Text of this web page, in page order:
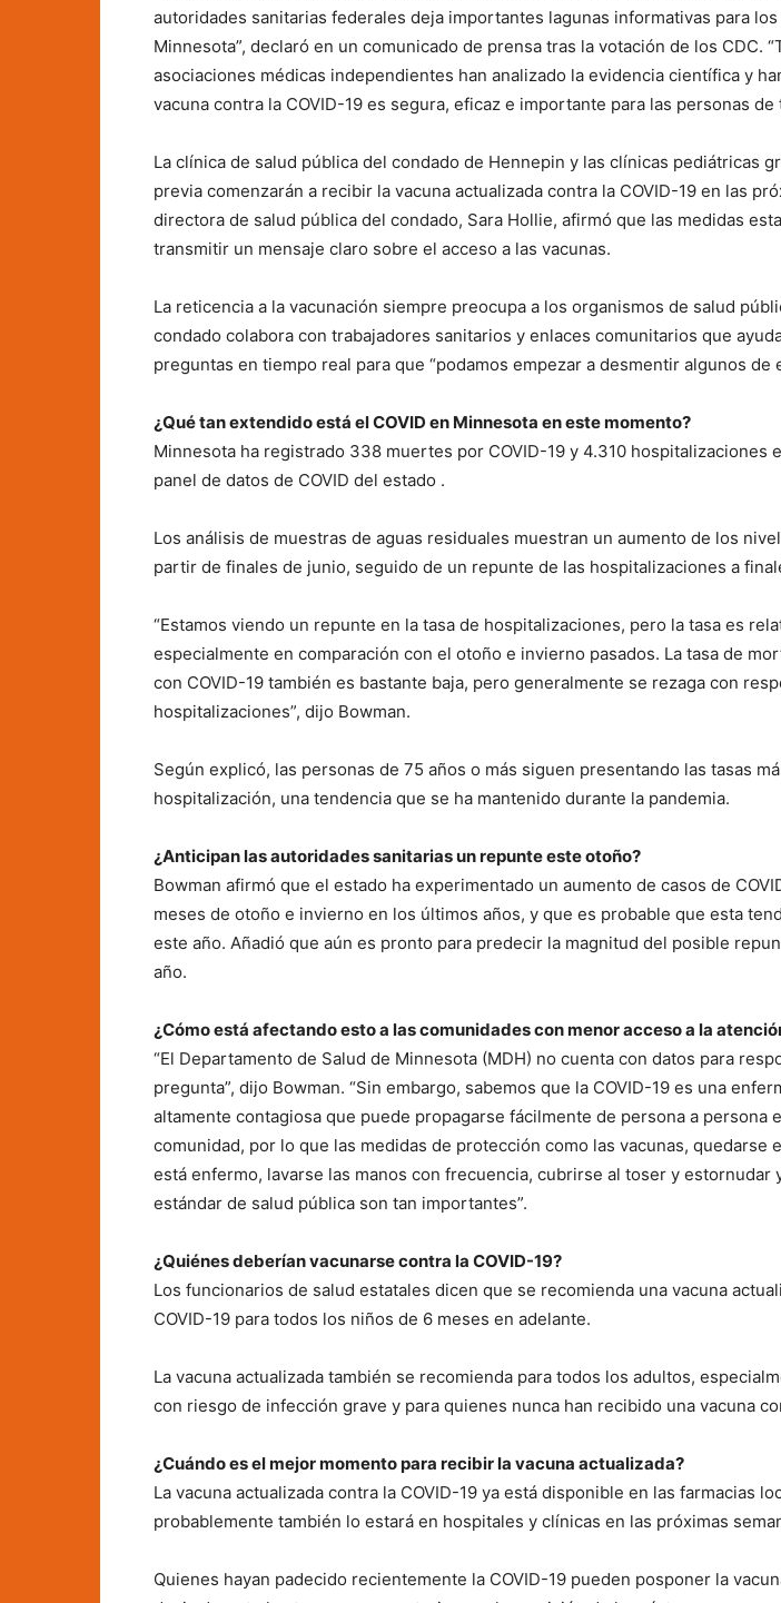
autoridades sanitarias federales deja importantes lagunas informativas para
Minnesota”, declaró en un comunicado de prensa tras la votación de los CDC.
asociaciones médicas independientes han analizado la evidencia científica y
vacuna contra la COVID-19 es segura, eficaz e importante para las personas de
La clínica de salud pública del condado de Hennepin y las clínicas pediátricas
previa comenzarán a recibir la vacuna actualizada contra la COVID-19 en las
directora de salud pública del condado, Sara Hollie, afirmó que las medidas
transmitir un mensaje claro sobre el acceso a las vacunas.
La reticencia a la vacunación siempre preocupa a los organismos de salud
condado colabora con trabajadores sanitarios y enlaces comunitarios que
preguntas en tiempo real para que “podamos empezar a desmentir algunos de
¿Qué tan extendido está el COVID en Minnesota en este momento?
Minnesota ha registrado 338 muertes por COVID-19 y 4.310 hospitalizaciones
panel de datos de COVID del estado .
Los análisis de muestras de aguas residuales muestran un aumento de los
partir de finales de junio, seguido de un repunte de las hospitalizaciones a
“Estamos viendo un repunte en la tasa de hospitalizaciones, pero la tasa es
especialmente en comparación con el otoño e invierno pasados. La tasa de
con COVID-19 también es bastante baja, pero generalmente se rezaga con
hospitalizaciones”, dijo Bowman.
Según explicó, las personas de 75 años o más siguen presentando las tasas
hospitalización, una tendencia que se ha mantenido durante la pandemia.
¿Anticipan las autoridades sanitarias un repunte este otoño?
Bowman afirmó que el estado ha experimentado un aumento de casos de
meses de otoño e invierno en los últimos años, y que es probable que esta
este año. Añadió que aún es pronto para predecir la magnitud del posible
año.
¿Cómo está afectando esto a las comunidades con menor acceso a la
“El Departamento de Salud de Minnesota (MDH) no cuenta con datos para
pregunta”, dijo Bowman. “Sin embargo, sabemos que la COVID-19 es una
altamente contagiosa que puede propagarse fácilmente de persona a persona
comunidad, por lo que las medidas de protección como las vacunas, quedarse
está enfermo, lavarse las manos con frecuencia, cubrirse al toser y estornudar
estándar de salud pública son tan importantes”.
¿Quiénes deberían vacunarse contra la COVID-19?
Los funcionarios de salud estatales dicen que se recomienda una vacuna
COVID-19 para todos los niños de 6 meses en adelante.
La vacuna actualizada también se recomienda para todos los adultos,
con riesgo de infección grave y para quienes nunca han recibido una vacuna
¿Cuándo es el mejor momento para recibir la vacuna actualizada?
La vacuna actualizada contra la COVID-19 ya está disponible en las farmacias
probablemente también lo estará en hospitales y clínicas en las próximas
Quienes hayan padecido recientemente la COVID-19 pueden posponer la